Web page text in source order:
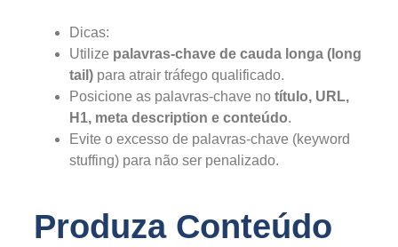
Dicas:
Utilize palavras-chave de cauda longa (long
tail) para atrair tráfego qualificado.
Posicione as palavras-chave no título, URL,
H1, meta description e conteúdo.
Evite o excesso de palavras-chave (keyword
stuffing) para não ser penalizado.
Produza Conteúdo